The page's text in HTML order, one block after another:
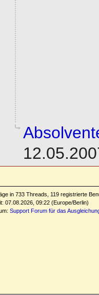
in 733 Threads, 119 registrierte
07.08.2026, 09:22 (Europe/Berlin)
Support Forum für das